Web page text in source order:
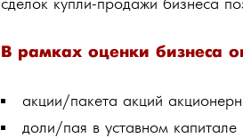
сделок купли-продажи бизнеса
В рамках оценки бизнеса
акции/пакета акций
доли/пая в уставном